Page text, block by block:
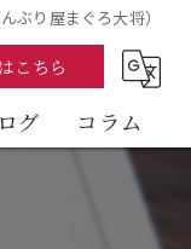
ぶり屋まぐろ大将）
こちら
グ コラム